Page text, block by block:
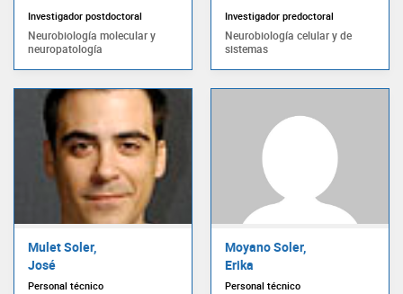
Investigador postdoctoral
Neurobiología molecular y
neuropatología
Investigador predoctoral
Neurobiología celular y de
sistemas
Mulet Soler,
José
Personal técnico
Moyano Soler,
Erika
Personal técnico